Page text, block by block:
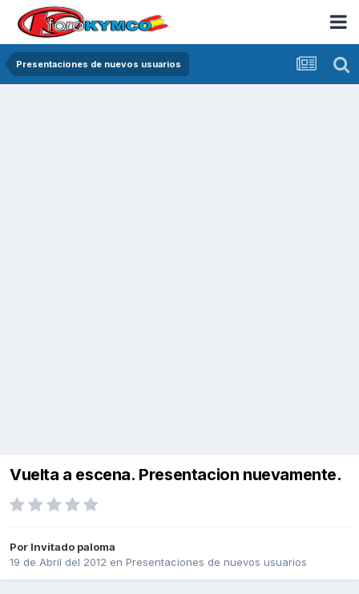
Presentaciones de nuevos usuarios
Vuelta a escena. Presentacion nuevamente.
Por Invitado paloma
19 de Abril del 2012 en Presentaciones de nuevos usuarios